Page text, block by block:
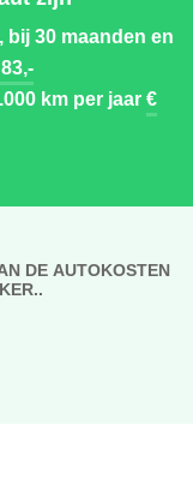
bij 30 maanden en
km per jaar€
DE AUTOKOSTEN